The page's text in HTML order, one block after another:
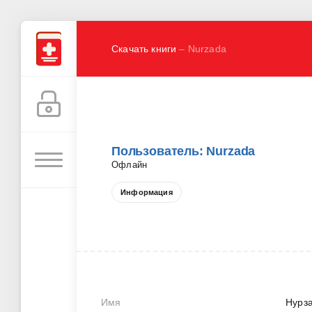
Скачать книги – Nurzada
Пользователь: Nurzada
Офлайн
Информация
Имя